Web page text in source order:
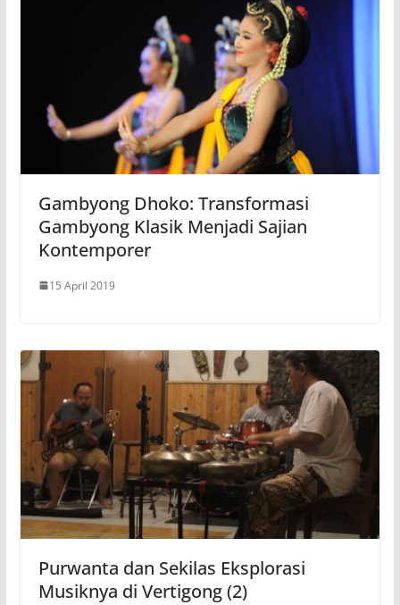
Gambyong Dhoko: Transformasi
Gambyong Klasik Menjadi Sajian
Kontemporer
15 April 2019
Purwanta dan Sekilas Eksplorasi
Musiknya di Vertigong (2)